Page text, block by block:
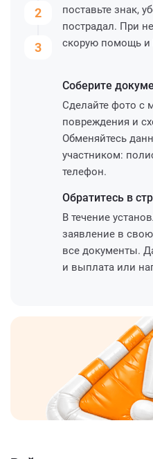
2
3
поставьте знак,
пострадал. При
скорую помощь
Соберите
Сделайте фото с
повреждения и
Обменяйтесь
участником:
телефон.
Обратитесь в
В течение
заявление в
все документы.
и выплата или